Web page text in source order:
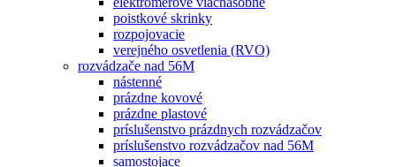
poistkové skrinky
rozpojovacie
verejného osvetlenia (RVO)
rozvádzače nad 56M
nástenné
prázdne kovové
prázdne plastové
príslušenstvo prázdnych rozvádzačov
príslušenstvo rozvádzačov nad 56M
samostojace